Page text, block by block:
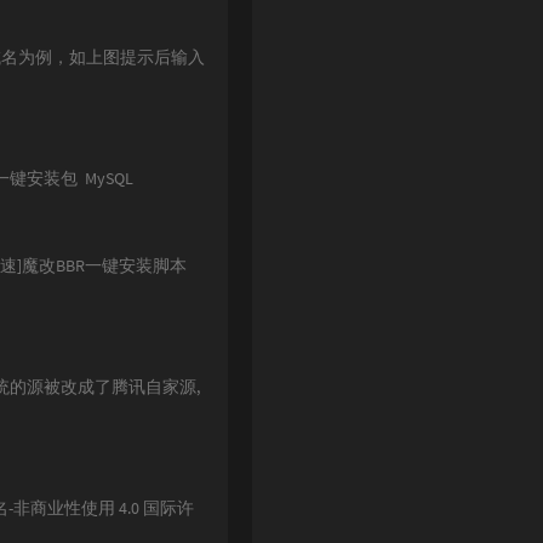
为例，如上图提示后输入
键安装包 MySQL
]魔改BBR一键安装脚本
的源被改成了腾讯自家源,
商业性使用 4.0 国际许